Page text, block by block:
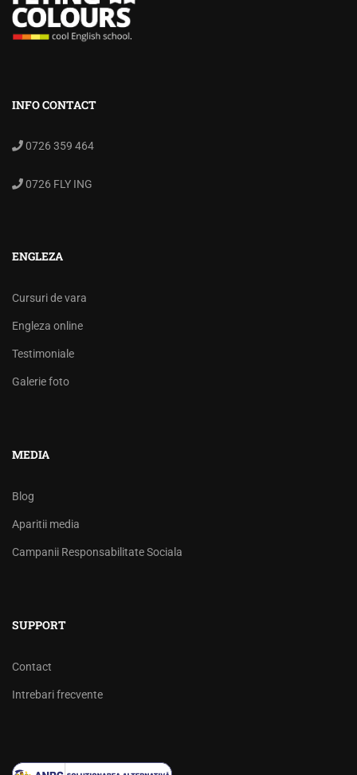
INFO CONTACT
0726 359 464
0726 FLY ING
ENGLEZA
Cursuri de vara
Engleza online
Testimoniale
Galerie foto
MEDIA
Blog
Aparitii media
Campanii Responsabilitate Sociala
SUPPORT
Contact
Intrebari frecvente